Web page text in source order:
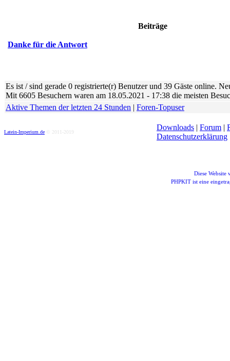
Beiträge
Danke für die Antwort
Es ist / sind gerade 0 registrierte(r) Benutzer und 39 Gäste online.
Mit 6605 Besuchern waren am 18.05.2021 - 17:38 die meisten
Aktive Themen der letzten 24 Stunden | Foren-Topuser
Latein-Imperium.de © 2011-2019
Downloads | Forum |
Datenschutzerklärung
Diese Website
PHPKIT ist eine